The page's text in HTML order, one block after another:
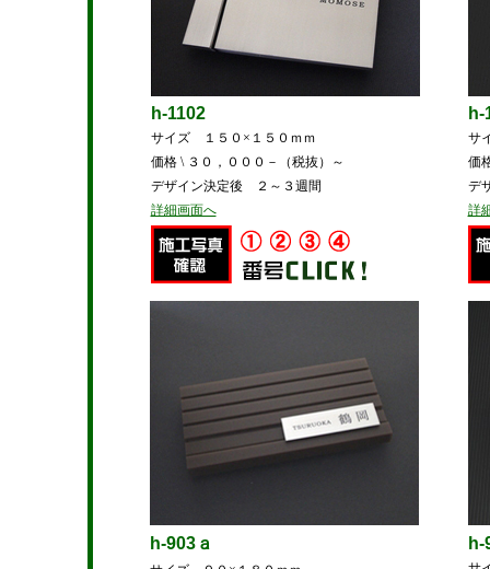
h-1102
サイズ １５０×１５０ｍｍ
価格 \ ３０，０００－（税抜）～
デザイン決定後 ２～３週間
詳細画面へ
h-
サ
価
デ
詳
h-903ａ h-